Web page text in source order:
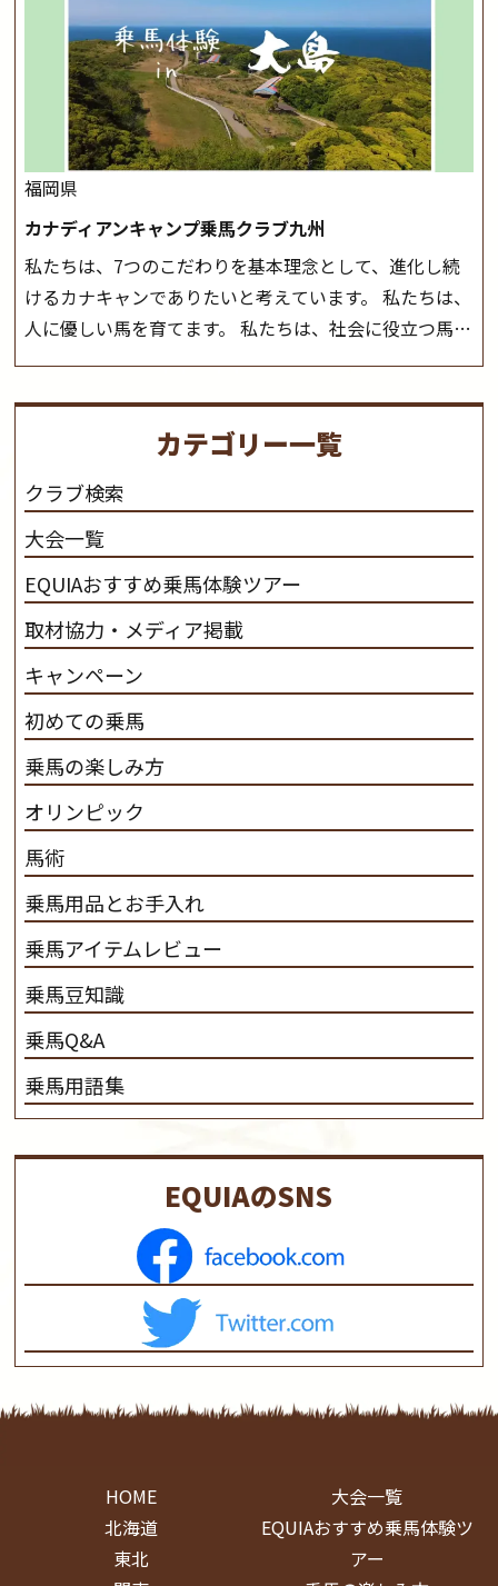
ございます。 その際、ご予約いただいている皆様には事
前にご連絡いたします。MIKIホーストレックのツアー
はこちら
しみいただいています。 なお、ゴールデンウィークと夏
休み期間中は無休で営業していますので、ぜひご家族で
お越しください！大山乗馬センターの紹介記事はこち
福岡県
カナディアンキャンプ乗馬クラブ九州
私たちは、7つのこだわりを基本理念として、進化し続
けるカナキャンでありたいと考えています。 私たちは、
人に優しい馬を育てます。 私たちは、社会に役立つ馬を
生産します。 私たちは、馬や人々に癒しとなる環境を守
さと魅力を追求します。 私たちは、馬の品種と血統にこ
だわります。 私たちは、乗用馬の質の向上を目指し、生
産･育成･調教を一貫して行います。カナディアンキャ
ンプ乗馬クラブ九州のツアー情報はこちら
カテゴリー一覧
クラブ検索
大会一覧
EQUIAおすすめ乗馬体験ツアー
取材協力・メディア掲載
キャンペーン
初めての乗馬
乗馬の楽しみ方
オリンピック
馬術
乗馬用品とお手入れ
乗馬アイテムレビュー
乗馬豆知識
乗馬Q&A
乗馬用語集
EQUIAのSNS
HOME
北海道
東北
大会一覧
EQUIAおすすめ乗馬体験ツ
アー